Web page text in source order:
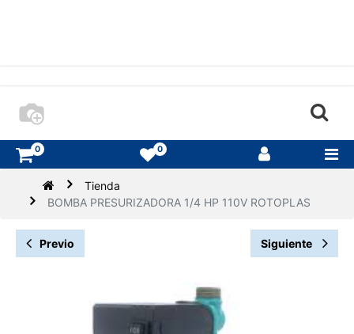
0 0
Tienda
BOMBA PRESURIZADORA 1/4 HP 110V ROTOPLAS
Previo Siguiente